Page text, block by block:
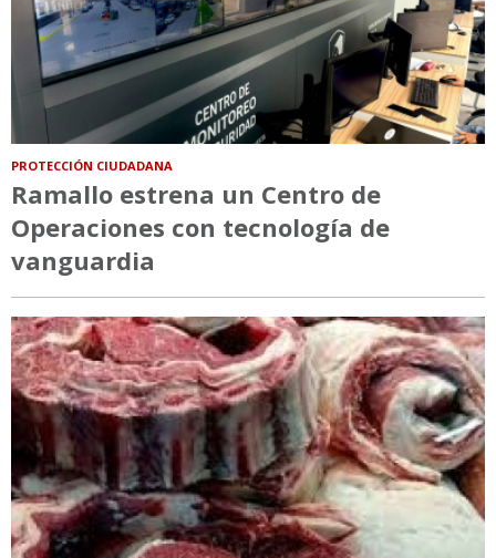
PROTECCIÓN CIUDADANA
Ramallo estrena un Centro de
Operaciones con tecnología de
vanguardia